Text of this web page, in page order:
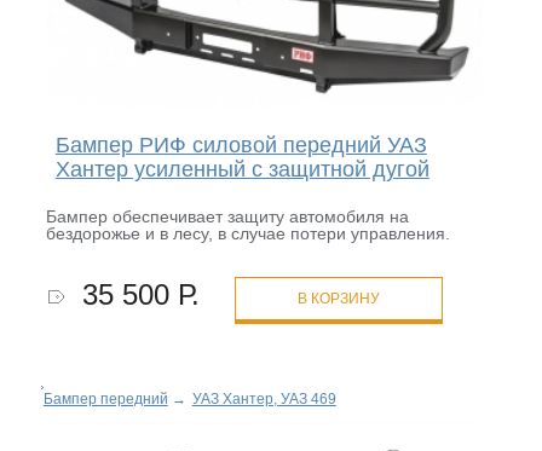
Бампер РИФ силовой передний УАЗ
Хантер усиленный с защитной дугой
Бампер обеспечивает защиту автомобиля на
бездорожье и в лесу, в случае потери управления.
35 500 Р. В КОРЗИНУ
Бампер передний → УАЗ Хантер, УАЗ 469